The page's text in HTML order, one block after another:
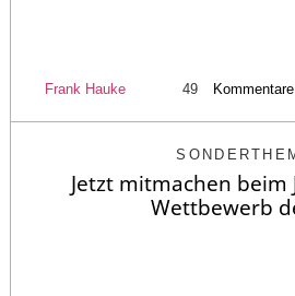
Frank Hauke 49
Jetzt mitmachen beim
Wettbewerb